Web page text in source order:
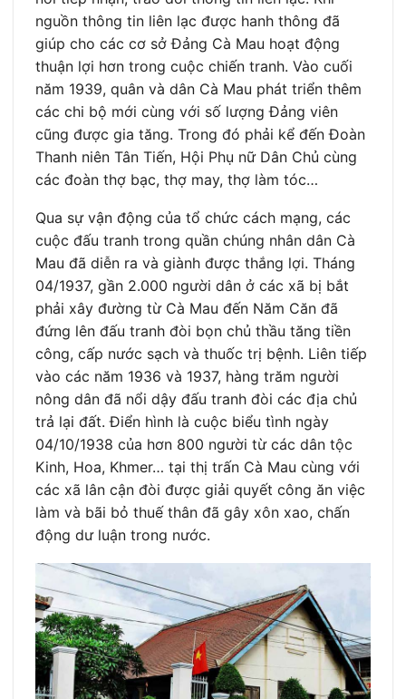
nguồn thông tin liên lạc được hanh thông đã
giúp cho các cơ sở Đảng Cà Mau hoạt động
thuận lợi hơn trong cuộc chiến tranh. Vào cuối
năm 1939, quân và dân Cà Mau phát triển thêm
các chi bộ mới cùng với số lượng Đảng viên
cũng được gia tăng. Trong đó phải kể đến Đoàn
Thanh niên Tân Tiến, Hội Phụ nữ Dân Chủ cùng
các đoàn thợ bạc, thợ may, thợ làm tóc…
Qua sự vận động của tổ chức cách mạng, các
cuộc đấu tranh trong quần chúng nhân dân Cà
Mau đã diễn ra và giành được thắng lợi. Tháng
04/1937, gần 2.000 người dân ở các xã bị bắt
phải xây đường từ Cà Mau đến Năm Căn đã
đứng lên đấu tranh đòi bọn chủ thầu tăng tiền
công, cấp nước sạch và thuốc trị bệnh. Liên tiếp
vào các năm 1936 và 1937, hàng trăm người
nông dân đã nổi dậy đấu tranh đòi các địa chủ
trả lại đất. Điển hình là cuộc biểu tình ngày
04/10/1938 của hơn 800 người từ các dân tộc
Kinh, Hoa, Khmer… tại thị trấn Cà Mau cùng với
các xã lân cận đòi được giải quyết công ăn việc
làm và bãi bỏ thuế thân đã gây xôn xao, chấn
động dư luận trong nước.